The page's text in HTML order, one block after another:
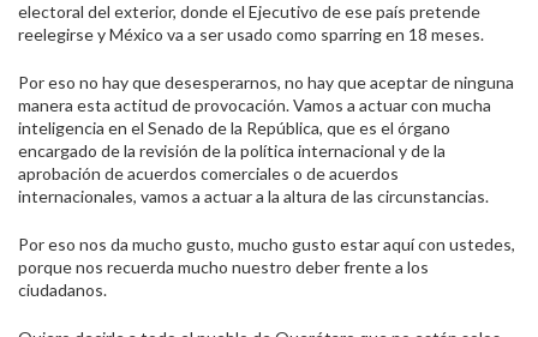
electoral del exterior, donde el Ejecutivo de ese país pretende
reelegirse y México va a ser usado como sparring en 18 meses.
Por eso no hay que desesperarnos, no hay que aceptar de ninguna
manera esta actitud de provocación. Vamos a actuar con mucha
inteligencia en el Senado de la República, que es el órgano
encargado de la revisión de la política internacional y de la
aprobación de acuerdos comerciales o de acuerdos
internacionales, vamos a actuar a la altura de las circunstancias.
Por eso nos da mucho gusto, mucho gusto estar aquí con ustedes,
porque nos recuerda mucho nuestro deber frente a los
ciudadanos.